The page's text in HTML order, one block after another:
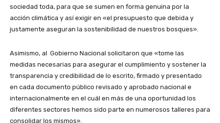
sociedad toda, para que se sumen en forma genuina por la
acción climática y así exigir en «el presupuesto que debida y
justamente aseguran la sostenibilidad de nuestros bosques».
Asimismo, al Gobierno Nacional solicitaron que «tome las
medidas necesarias para asegurar el cumplimiento y sostener la
transparencia y credibilidad de lo escrito, firmado y presentado
en cada documento público revisado y aprobado nacional e
internacionalmente en el cuál en más de una oportunidad los
diferentes sectores hemos sido parte en numerosos talleres para
consolidar los mismos».